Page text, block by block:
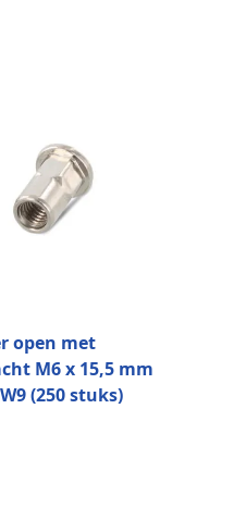
open met
M6 x 15,5 mm
(250 stuks)